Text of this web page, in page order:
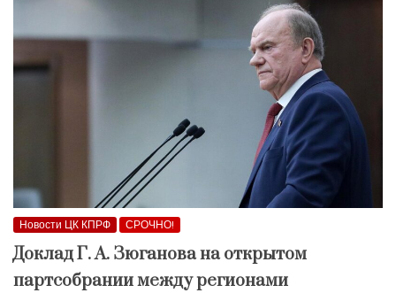
Новости ЦК КПРФ СРОЧНО!
Доклад Г. А. Зюганова на открытом
партсобрании между регионами